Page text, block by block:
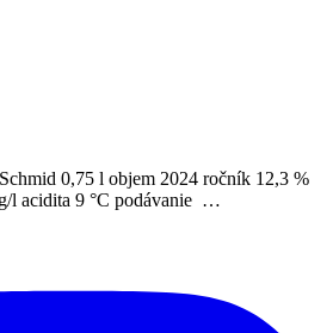
0,75 l objem 2024 ročník 12,3 %
l acidita 9 °C podávanie …